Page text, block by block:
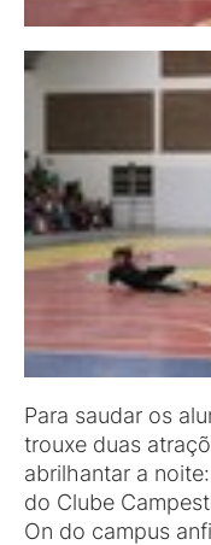
Para saudar os
trouxe duas
abrilhantar a
do Clube
On do campus